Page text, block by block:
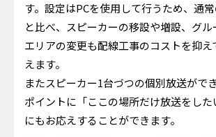
す。設定はPCを使用して行うため、通
と比べ、スピーカーの移設や増設、グ
エリアの変更も配線工事のコストを抑
えます。
またスピーカー1台づつの個別放送がで
ポイントに「ここの場所だけ放送をし
にもお応えすることができます。